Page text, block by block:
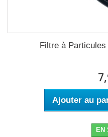
Filtre à
Ajouter au
EN